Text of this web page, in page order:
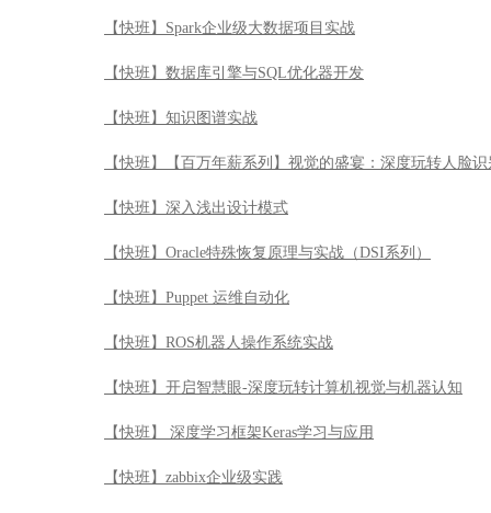
【快班】Spark企业级大数据项目实战
【快班】数据库引擎与SQL优化器开发
【快班】知识图谱实战
【快班】【百万年薪系列】视觉的盛宴：深度玩转人脸识
【快班】深入浅出设计模式
【快班】Oracle特殊恢复原理与实战（DSI系列）
【快班】Puppet 运维自动化
【快班】ROS机器人操作系统实战
【快班】开启智慧眼-深度玩转计算机视觉与机器认知
【快班】 深度学习框架Keras学习与应用
【快班】zabbix企业级实践